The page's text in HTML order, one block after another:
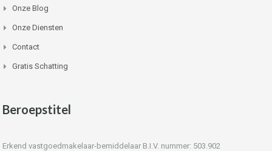
Onze Blog
Onze Diensten
Contact
Gratis Schatting
Beroepstitel
Erkend vastgoedmakelaar-bemiddelaar B.I.V. nummer: 503.902